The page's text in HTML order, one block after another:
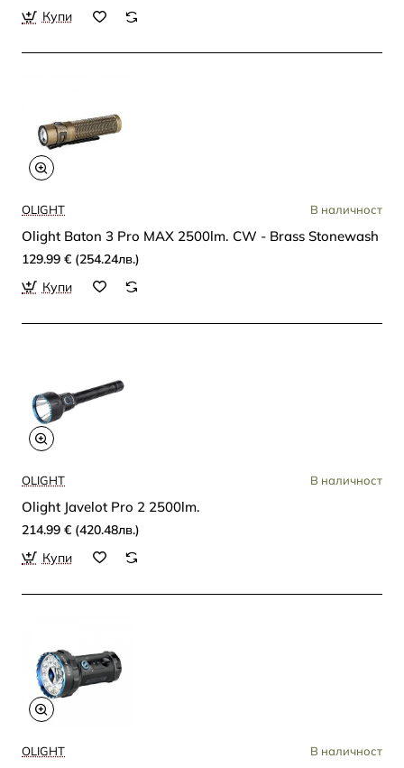
Купи
OLIGHT В наличност
Olight Baton 3 Pro MAX 2500lm. CW - Brass Stonewash
129.99 € (254.24лв.)
Купи
OLIGHT В наличност
Olight Javelot Pro 2 2500lm.
214.99 € (420.48лв.)
Купи
OLIGHT В наличност